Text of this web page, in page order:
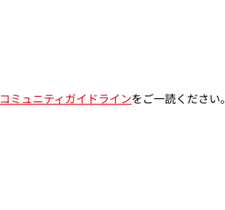
コミュニティガイドラインをご一読ください。